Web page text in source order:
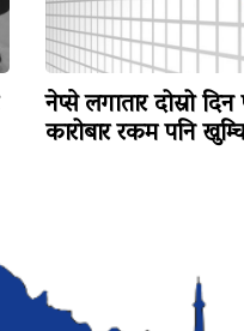
नेप्से लगातार दोस्रो
कारोबार रकम पनि